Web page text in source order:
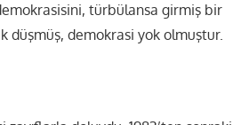
türbülansa girmiş bir
düşmüş, demokrasi yok olmuştur.